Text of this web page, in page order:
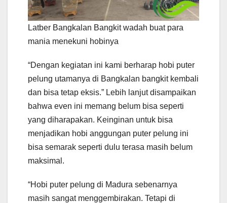
Latber Bangkalan Bangkit wadah buat para
mania menekuni hobinya
“Dengan kegiatan ini kami berharap hobi puter
pelung utamanya di Bangkalan bangkit kembali
dan bisa tetap eksis.” Lebih lanjut disampaikan
bahwa even ini memang belum bisa seperti
yang diharapakan. Keinginan untuk bisa
menjadikan hobi anggungan puter pelung ini
bisa semarak seperti dulu terasa masih belum
maksimal.
“Hobi puter pelung di Madura sebenarnya
masih sangat menggembirakan. Tetapi di